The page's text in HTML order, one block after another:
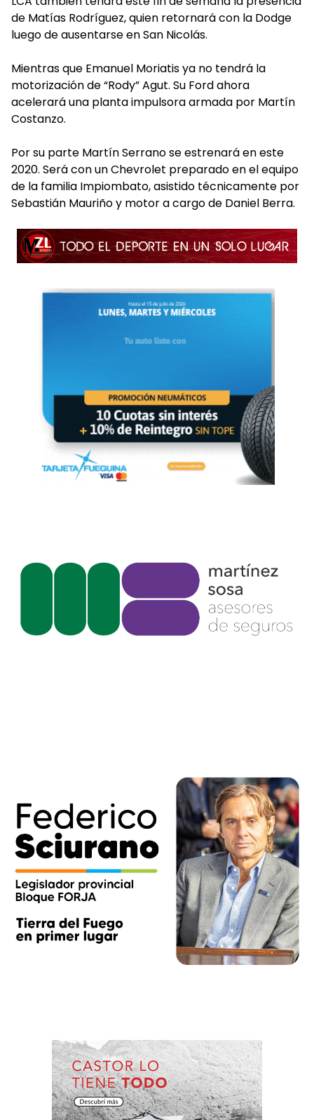
de Matías Rodríguez, quien retornará con la Dodge
luego de ausentarse en San Nicolás.
Mientras que Emanuel Moriatis ya no tendrá la
motorización de “Rody” Agut. Su Ford ahora
acelerará una planta impulsora armada por Martín
Costanzo.
Por su parte Martín Serrano se estrenará en este
2020. Será con un Chevrolet preparado en el equipo
de la familia Impiombato, asistido técnicamente por
Sebastián Mauriño y motor a cargo de Daniel Berra.